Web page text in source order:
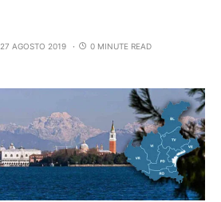
27 AGOSTO 2019 0 MINUTE READ